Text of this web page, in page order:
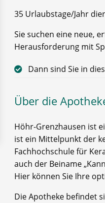
35 Urlaubstage/Jahr
Sie suchen eine neue,
Herausforderung mit
Dann sind Sie in
Über die
Höhr-Grenzhausen ist
ist ein Mittelpunkt der
Fachhochschule für
auch der Beiname
Hier können Sie Ihre
Die Apotheke befindet